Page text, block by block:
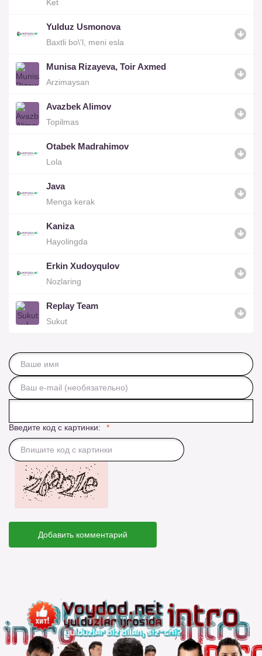
Ket
Yulduz Usmonova
Baxtli bo\'l, meni esla
Munisa Rizayeva, Toir Axmed
Arzimaysan
Avazbek Alimov
Topilmas
Otabek Madrahimov
Lola
Java
Menga kerak
Kaniza
Hayolingda
Erkin Xudoyqulov
Nozlaring
Replay Team
Sukut
Введите код с картинки:
Добавить комментарий